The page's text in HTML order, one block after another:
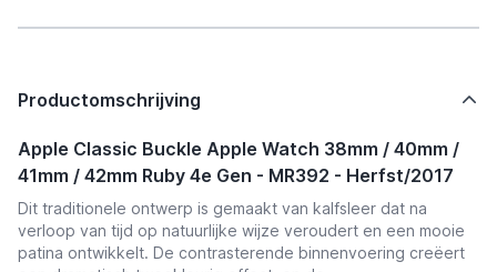
Productomschrijving
Apple Classic Buckle Apple Watch 38mm / 40mm /
41mm / 42mm Ruby 4e Gen - MR392 - Herfst/2017
Dit traditionele ontwerp is gemaakt van kalfsleer dat na
verloop van tijd op natuurlijke wijze veroudert en een mooie
patina ontwikkelt. De contrasterende binnenvoering creëert